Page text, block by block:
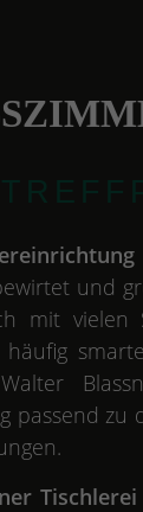
und
mit vielen
Walter
passend